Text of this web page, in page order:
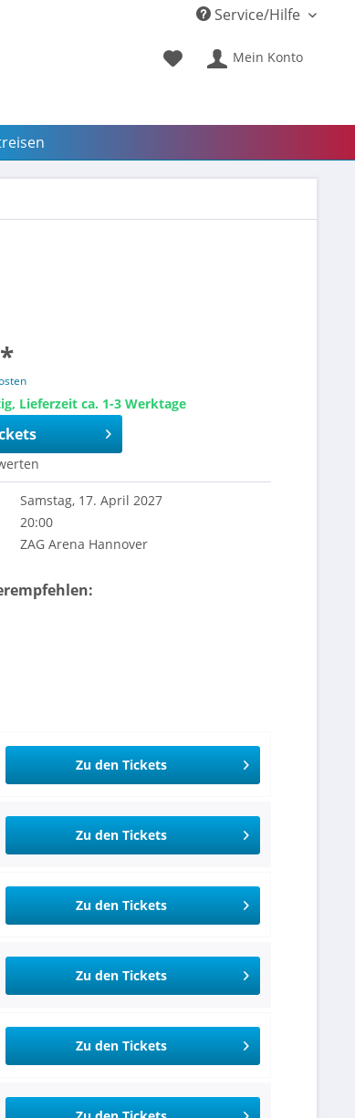
Service/Hilfe
Mein Konto
Lieferzeit ca. 1-3 Werktage
Samstag, 17. April 2027
20:00
ZAG Arena Hannover
Zu den Tickets
Zu den Tickets
Zu den Tickets
Zu den Tickets
Zu den Tickets